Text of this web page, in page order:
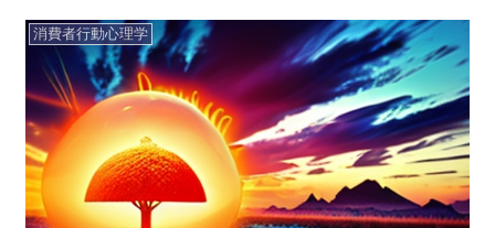
消費者行動心理学